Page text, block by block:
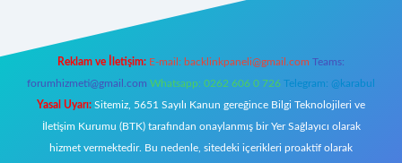
Reklam ve İletişim: E-mail: backlinkpaneli@gmail.com Teams:
forumhizmeti@gmail.com Whatsapp: 0262 606 0 726 Telegram: @karabul
Yasal Uyarı: Sitemiz, 5651 Sayılı Kanun gereğince Bilgi Teknolojileri ve
İletişim Kurumu (BTK) tarafından onaylanmış bir Yer Sağlayıcı olarak
hizmet vermektedir. Bu nedenle, sitedeki içerikleri proaktif olarak